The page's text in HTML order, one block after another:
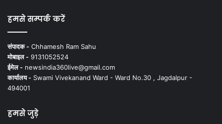
हमसे सम्पर्क करें
संपादक - Chhamesh Ram Sahu
मोबाइल - 9131052524
ईमेल - newsindia360live@gmail.com
कार्यालय - Swami Vivekanand Ward - Ward No.30 , Jagdalpur -
494001
हमसे जुड़े